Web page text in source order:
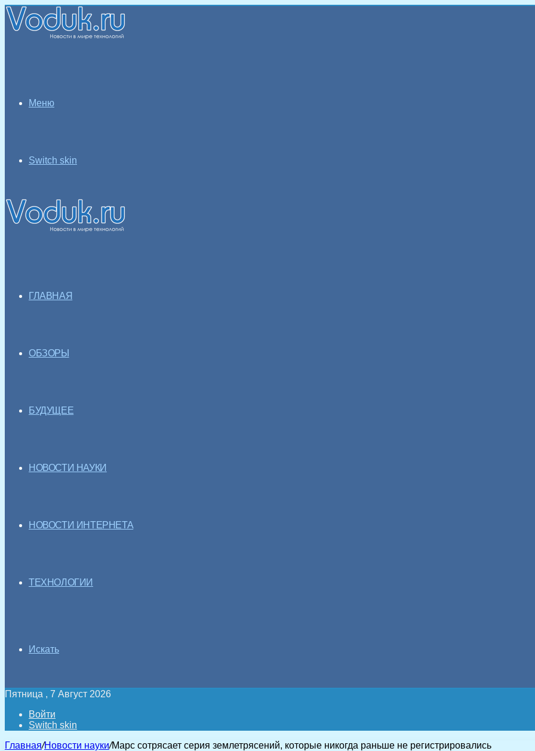
Меню
Switch skin
ГЛАВНАЯ
ОБЗОРЫ
БУДУЩЕЕ
НОВОСТИ НАУКИ
НОВОСТИ ИНТЕРНЕТА
ТЕХНОЛОГИИ
Искать
Пятница , 7 Август 2026
Войти
Switch skin
Главная/Новости науки/Марс сотрясает серия землетрясений, которые никогда раньше не регистрировались